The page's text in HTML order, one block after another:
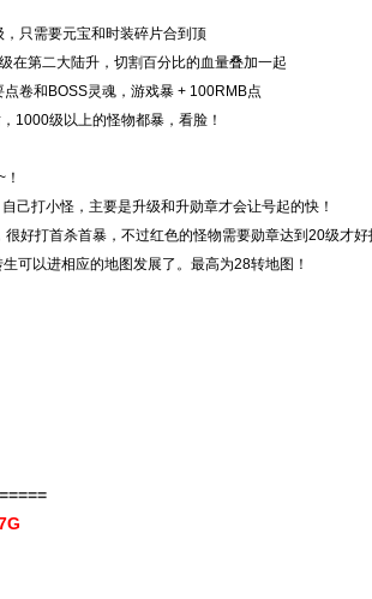
只需要元宝和时装碎片合到顶
在第二大陆升，切割百分比的血量叠加一起
卷和BOSS灵魂，游戏暴 + 100RMB点
1000级以上的怪物都暴，看脸！
己打小怪，主要是升级和升勋章才会让号起的快！
好打首杀首暴，不过红色的怪物需要勋章达到20级才好
可以进相应的地图发展了。最高为28转地图！